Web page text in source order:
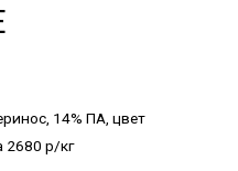
14% ПА, цвет
2680 р/кг